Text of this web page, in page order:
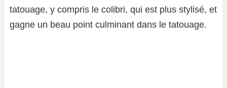
tatouage, y compris le colibri, qui est plus stylisé, et
gagne un beau point culminant dans le tatouage.